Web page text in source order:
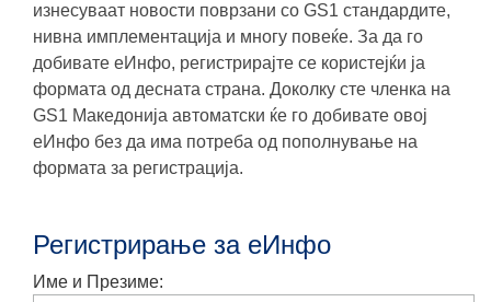
изнесуваат новости поврзани со GS1 стандардите,
нивна имплементација и многу повеќе. За да го
добивате еИнфо, регистрирајте се користејќи ја
формата од десната страна. Доколку сте членка на
GS1 Македонија автоматски ќе го добивате овој
еИнфо без да има потреба од пополнување на
формата за регистрација.
Регистрирање за еИнфо
Име и Презиме: